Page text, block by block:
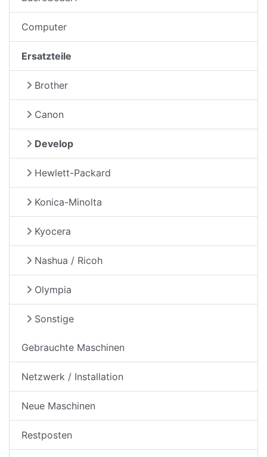
Computer
Ersatzteile
Brother
Canon
Develop
Hewlett-Packard
Konica-Minolta
Kyocera
Nashua / Ricoh
Olympia
Sonstige
Gebrauchte Maschinen
Netzwerk / Installation
Neue Maschinen
Restposten